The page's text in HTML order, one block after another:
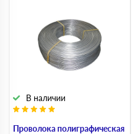
Проволока полиграфическая
В наличии